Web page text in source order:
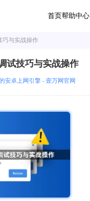
首页帮助中心
巧与实战操作
试技巧与实战操作
安卓上网引擎 - 壹万网官网